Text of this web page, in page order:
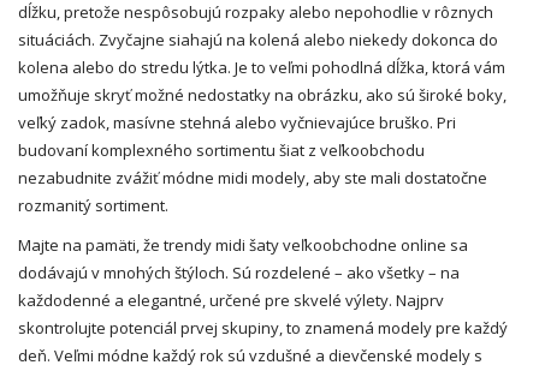
dĺžku, pretože nespôsobujú rozpaky alebo nepohodlie v rôznych
situáciách. Zvyčajne siahajú na kolená alebo niekedy dokonca do
kolena alebo do stredu lýtka. Je to veľmi pohodlná dĺžka, ktorá vám
umožňuje skryť možné nedostatky na obrázku, ako sú široké boky,
veľký zadok, masívne stehná alebo vyčnievajúce bruško. Pri
budovaní komplexného sortimentu šiat z veľkoobchodu
nezabudnite zvážiť módne midi modely, aby ste mali dostatočne
rozmanitý sortiment.
Majte na pamäti, že trendymidi šaty veľkoobchodne online sa
dodávajú v mnohých štýloch. Sú rozdelené – ako všetky – na
každodenné a elegantné, určené pre skvelé výlety. Najprv
skontrolujte potenciál prvej skupiny, to znamená modely pre každý
deň. Veľmi módne každý rok sú vzdušné a dievčenské modely s